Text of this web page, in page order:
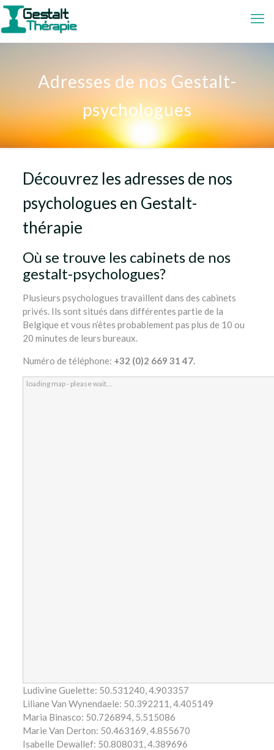
Adresses de nos Gestalt-
psychologues
Découvrez les adresses de nos
psychologues en Gestalt-
thérapie
Où se trouve les cabinets de nos
gestalt-psychologues?
Plusieurs psychologues travaillent dans des cabinets
privés. Ils sont situés dans différentes partie de la
Belgique et vous n’êtes probablement pas plus de 10 ou
20 minutes de leurs bureaux.
Numéro de téléphone: +32 (0)2 669 31 47.
loading map - please wait...
Ludivine Guelette: 50.531240,4.903357
Liliane Van Wynendaele: 50.392211 ,4.405149
Maria Binasco: 50.726894, 5.515086
Marie Van Derton: 50.463169,4.855670
Isabelle Dewallef: 50.808031 ,4.389696